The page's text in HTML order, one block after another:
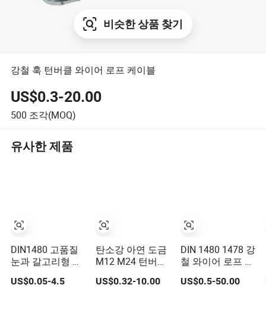
비슷한 상품 찾기
강철 훅 턴버클 와이어 로프 케이블
US$0.3-20.00
500 조각(MOQ)
유사한 제품
DIN1480 고품질
눈과 갈고리형 스
테인리스 스틸 턴
버클 브레이스 눈
US$0.05-4.5
탄소강 아연 도금
M12 M24 턴버클
DIN 1480
US$0.32-10.00
DIN 1480 1478 강
철 와이어 로프 조
임용 포지드 아이
훅 턴버클
US$0.5-50.00